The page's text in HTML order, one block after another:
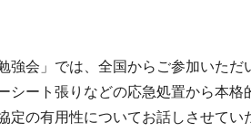
会」では、全国からご参加いた
シート張りなどの応急処置から本
定の有用性についてお話しさせてい